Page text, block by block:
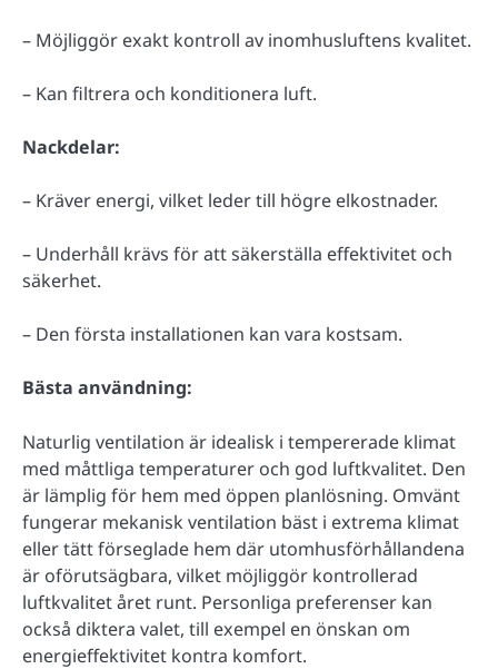
– Möjliggör exakt kontroll av inomhusluftens kvalitet.
– Kan filtrera och konditionera luft.
Nackdelar:
– Kräver energi, vilket leder till högre elkostnader.
– Underhåll krävs för att säkerställa effektivitet och
säkerhet.
– Den första installationen kan vara kostsam.
Bästa användning:
Naturlig ventilation är idealisk i tempererade klimat
med måttliga temperaturer och god luftkvalitet. Den
är lämplig för hem med öppen planlösning. Omvänt
fungerar mekanisk ventilation bäst i extrema klimat
eller tätt förseglade hem där utomhusförhållandena
är oförutsägbara, vilket möjliggör kontrollerad
luftkvalitet året runt. Personliga preferenser kan
också diktera valet, till exempel en önskan om
energieffektivitet kontra komfort.